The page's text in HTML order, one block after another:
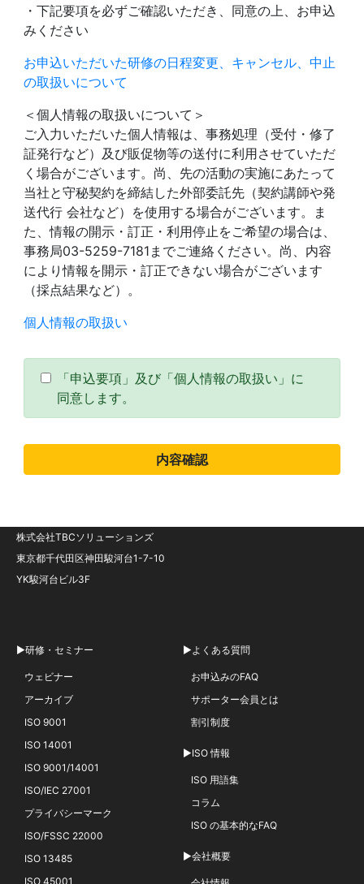
・下記要項を必ずご確認いただき、同意の上、お申込
みください
お申込いただいた研修の日程変更、キャンセル、中止
の取扱いについて
＜個人情報の取扱いについて＞
ご入力いただいた個人情報は、事務処理（受付・修了
証発行など）及び販促物等の送付に利用させていただ
く場合がございます。尚、先の活動の実施にあたって
当社と守秘契約を締結した外部委託先（契約講師や発
送代行 会社など）を使用する場合がございます。ま
た、情報の開示・訂正・利用停止をご希望の場合は、
事務局03-5259-7181までご連絡ください。尚、内容
により情報を開示・訂正できない場合がございます
（採点結果など）。
個人情報の取扱い
「申込要項」及び「個人情報の取扱い」に
同意します。
株式会社TBCソリューションズ
東京都千代田区神田駿河台1-7-10
YK駿河台ビル3F
▶研修・セミナー
ウェビナー
アーカイブ
ISO 9001
ISO 14001
ISO 9001/14001
ISO/IEC 27001
プライバシーマーク
ISO/FSSC 22000
ISO 13485
ISO 45001
▶よくある質問
お申込みのFAQ
サポーター会員とは
割引制度
▶ISO 情報
ISO 用語集
コラム
ISO の基本的なFAQ
▶会社概要